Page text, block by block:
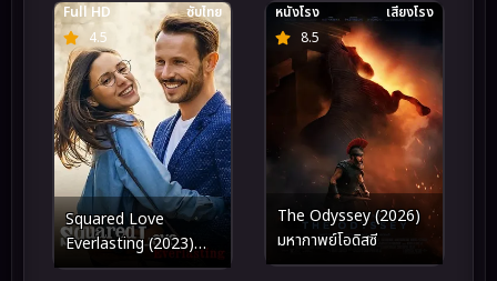
4.5
Full HD ซับไทย
Squared Love
Everlasting (2023)
ความรักกำลังสอง (ไม่รู้
8.5
หนังโรง เสียงโรง
The Odyssey (2026)
มหากาพย์โอดิสซี